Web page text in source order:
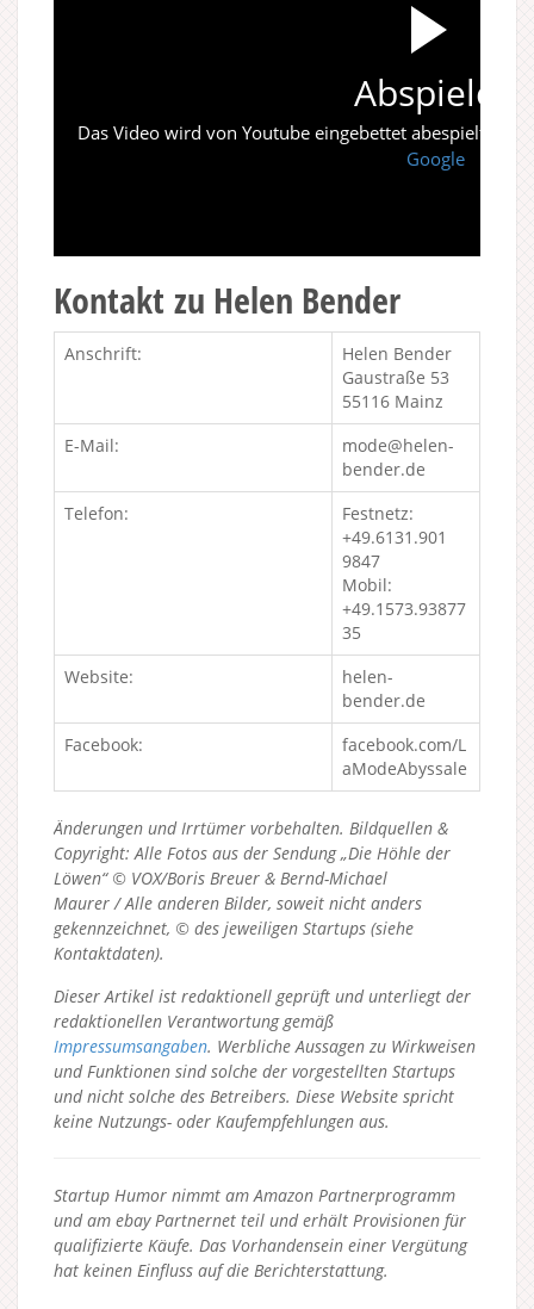
Abspielen
Das Video wird von Youtube eingebettet abespielt. Es
Google
Kontakt zu Helen Bender
Anschrift:
Helen Bender
Gaustraße 53
55116 Mainz
E-Mail:
mode@helen-
bender.de
Telefon:
Festnetz:
+49.6131.901
9847
Mobil:
+49.1573.93877
35
Website:
helen-
bender.de
Facebook:
facebook.com/L
aModeAbyssale
Änderungen und Irrtümer vorbehalten. Bildquellen &
Copyright: Alle Fotos aus der Sendung „Die Höhle der
Löwen“ © VOX/Boris Breuer & Bernd-Michael
Maurer / Alle anderen Bilder, soweit nicht anders
gekennzeichnet, © des jeweiligen Startups (siehe
Kontaktdaten).
Dieser Artikel ist redaktionell geprüft und unterliegt der
redaktionellen Verantwortung gemäß
Impressumsangaben. Werbliche Aussagen zu Wirkweisen
und Funktionen sind solche der vorgestellten Startups
und nicht solche des Betreibers. Diese Website spricht
keine Nutzungs- oder Kaufempfehlungen aus.
Startup Humor nimmt am Amazon Partnerprogramm
und am ebay Partnernet teil und erhält Provisionen für
qualifizierte Käufe. Das Vorhandensein einer Vergütung
hat keinen Einfluss auf die Berichterstattung.